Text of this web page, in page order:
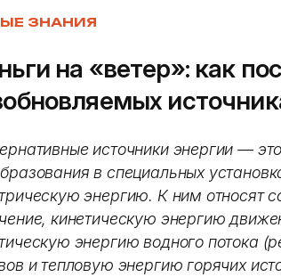
ЗНАНИЯ
на «ветер»: как
источники энергии —
в специальных
энергию. К ним относят
кинетическую энергию
энергию водного потока
и тепловую энергию горячих